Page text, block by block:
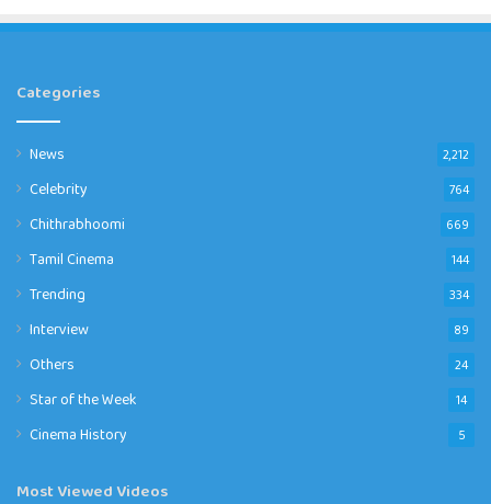
Categories
News 2,212
Celebrity 764
Chithrabhoomi 669
Tamil Cinema 144
Trending 334
Interview 89
Others 24
Star of the Week 14
Cinema History 5
Most Viewed Videos